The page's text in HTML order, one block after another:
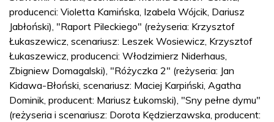
producenci: Violetta Kamińska, Izabela Wójcik, Dariusz
Jabłoński), "Raport Pileckiego" (reżyseria: Krzysztof
Łukaszewicz, scenariusz: Leszek Wosiewicz, Krzysztof
Łukaszewicz, producenci: Włodzimierz Niderhaus,
Zbigniew Domagalski), "Różyczka 2" (reżyseria: Jan
Kidawa-Błoński, scenariusz: Maciej Karpiński, Agatha
Dominik, producent: Mariusz Łukomski), "Sny pełne dymu"
(reżyseria i scenariusz: Dorota Kędzierzawska, producent: